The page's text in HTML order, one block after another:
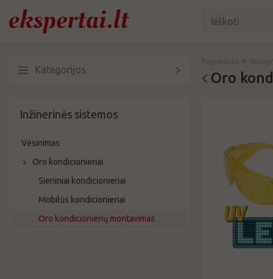
Kategorijos
Inžinerinės sistemos
Vėsinimas
Oro kondicionieriai
Sieniniai kondicionieriai
Mobilūs kondicionieriai
Oro kondicionierių montavimas
Oro